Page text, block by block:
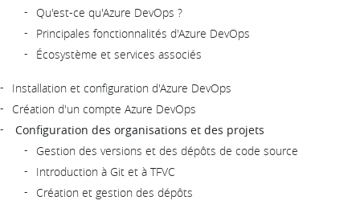
Qu'est-ce qu'Azure DevOps ?
Principales fonctionnalités d'Azure DevOps
Écosystème et services associés
Installation et configuration d'Azure DevOps
Création d'un compte Azure DevOps
Configuration des organisations et des projets
Gestion des versions et des dépôts de code source
Introduction à Git et à TFVC
Création et gestion des dépôts